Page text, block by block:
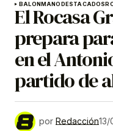
BALONMANODESTACADOS
El Rocasa
prepara
en el
partido de
por Redacción13/